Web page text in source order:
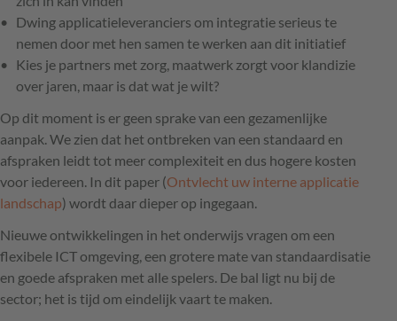
Dwing applicatieleveranciers om integratie serieus te
nemen door met hen samen te werken aan dit initiatief
Kies je partners met zorg, maatwerk zorgt voor klandizie
over jaren, maar is dat wat je wilt?
Op dit moment is er geen sprake van een gezamenlijke
aanpak. We zien dat het ontbreken van een standaard en
afspraken leidt tot meer complexiteit en dus hogere kosten
voor iedereen. In dit paper (Ontvlecht uw interne applicatie
landschap) wordt daar dieper op ingegaan.
Nieuwe ontwikkelingen in het onderwijs vragen om een
flexibele ICT omgeving, een grotere mate van standaardisatie
en goede afspraken met alle spelers. De bal ligt nu bij de
sector; het is tijd om eindelijk vaart te maken.